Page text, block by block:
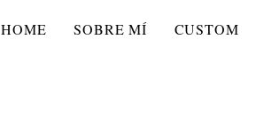
HOME SOBRE MÍ CUSTOM